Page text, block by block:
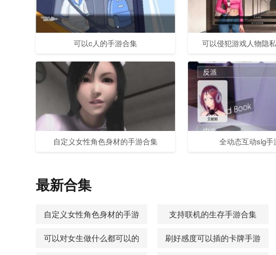
可以c人的手游合集 可以侵犯游戏人物隐
自定义女性角色身材的手游合集 全动态互动slg手
最新合集
自定义女性角色身材的手游
合集
支持联机的生存手游合集
可以对女生做什么都可以的
刷好感度可以插的卡牌手游